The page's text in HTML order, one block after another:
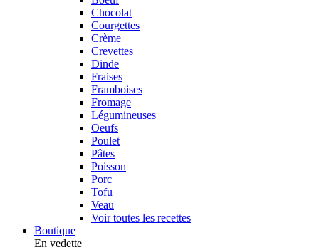
Chocolat
Courgettes
Crème
Crevettes
Dinde
Fraises
Framboises
Fromage
Légumineuses
Oeufs
Poulet
Pâtes
Poisson
Porc
Tofu
Veau
Voir toutes les recettes
Boutique
En vedette